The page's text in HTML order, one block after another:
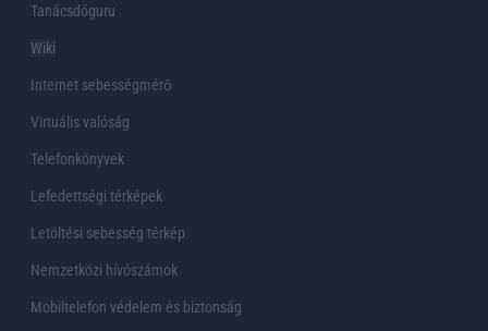
Tanácsdóguru
Wiki
Internet sebességmérő
Virtuális valóság
Telefonkönyvek
Lefedettségi térképek
Letöltési sebesség térkép
Nemzetközi hívószámok
Mobiltelefon védelem és biztonság